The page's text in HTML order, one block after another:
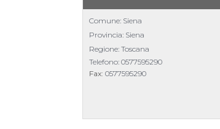
Comune: Siena
Provincia: Siena
Regione: Toscana
Telefono:0577595290
Fax:0577595290